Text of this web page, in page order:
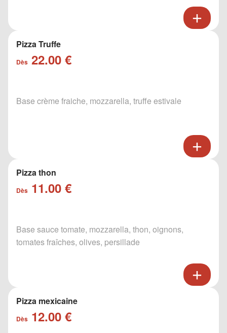
Pizza Truffe
Dès 22.00 €
Base crème fraiche, mozzarella, truffe estivale
Pizza thon
Dès 11.00 €
Base sauce tomate, mozzarella, thon, oignons,
tomates fraîches, olives, persillade
Pizza mexicaine
Dès 12.00 €